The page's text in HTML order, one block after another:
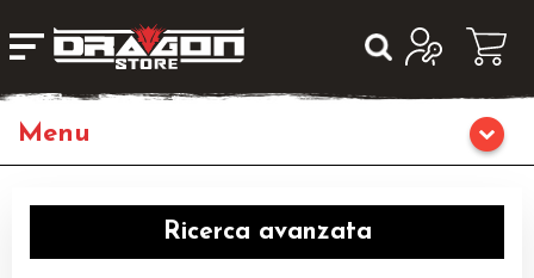
Giochi di Ruolo
Ricerca avanzata